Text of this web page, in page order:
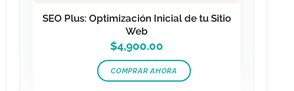
SEO Plus: Optimización Inicial de tu Sitio
Web
$4,900.00
COMPRAR AHORA